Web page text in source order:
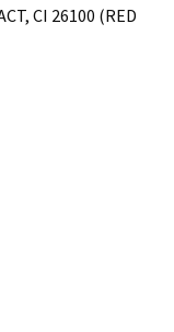
CI 26100 (RED